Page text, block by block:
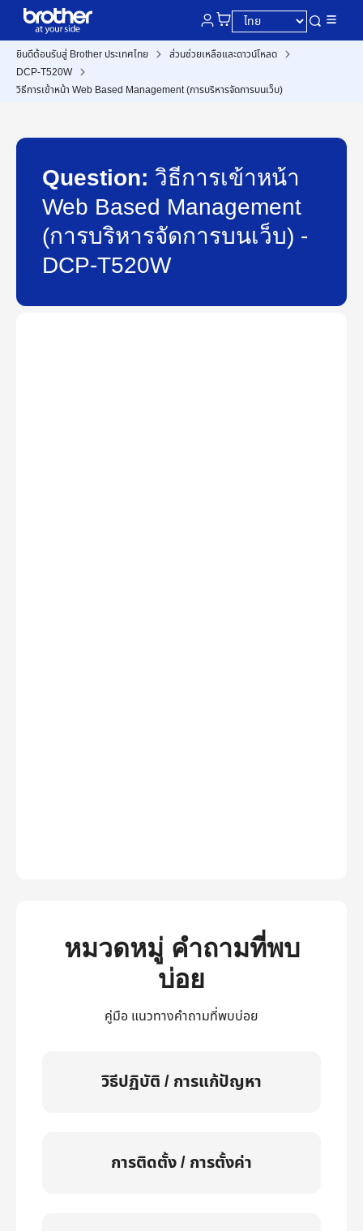
ยินดีต้อนรับสู่ Brother ประเทศไทย
ส่วนช่วยเหลือและดาวน์โหลด
DCP-T520W
วิธีการเข้าหน้า Web Based Management (การบริหารจัดการบนเว็บ)
Question: วิธีการเข้าหน้า
Web Based Management
(การบริหารจัดการบนเว็บ) -
DCP-T520W
หมวดหมู่ คำถามที่พบ
บ่อย
คู่มือ แนวทางคำถามที่พบบ่อย
วิธีปฏิบัติ / การแก้ปัญหา
การติดตั้ง / การตั้งค่า